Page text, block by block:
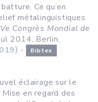
Ce qu’en
métalinguistiques
Congrès Mondial de
2014, Berlin,
- Bibtex
éclairage sur le
en regard des